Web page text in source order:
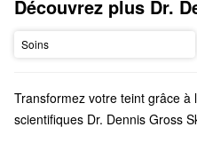
Découvrez plus Dr.
Soins
Transformez votre teint grâce
scientifiques Dr. Dennis Gross